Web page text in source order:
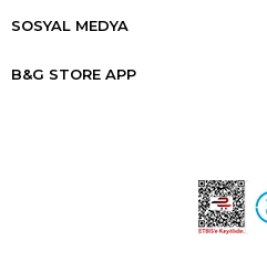
SOSYAL MEDYA
B&G STORE APP